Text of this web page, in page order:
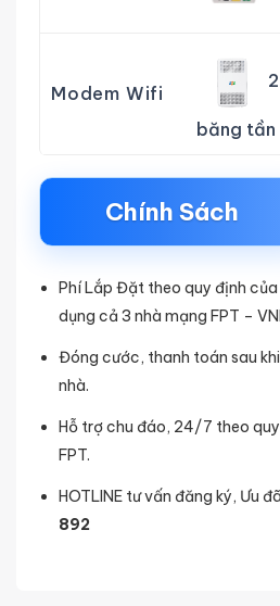
Modem Wifi
băng tần
Chính Sách
Phí Lắp Đặt theo quy định
dụng cả 3 nhà mạng FPT –
Đóng cước, thanh toán sau
nhà.
Hỗ trợ chu đáo, 24/7 theo
FPT.
HOTLINE tư vấn đăng ký, Ưu
892